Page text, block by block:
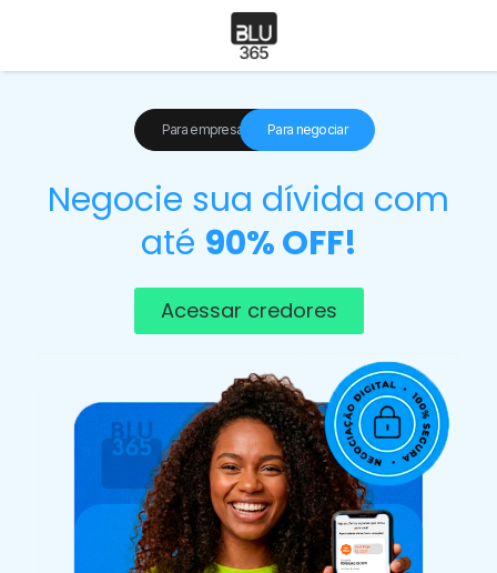
Para empresas Para negociar
Negocie sua dívida com
até 90% OFF!
Acessar credores